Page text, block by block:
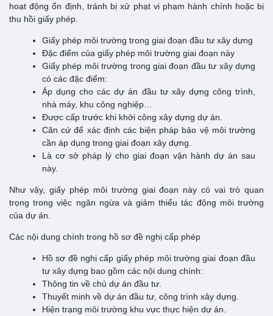
hoạt động ổn định, tránh bị xử phạt vi phạm hành chính hoặc bị
thu hồi giấy phép.
Giấy phép môi trường trong giai đoạn đầu tư xây dựng
Đặc điểm của giấy phép môi trường giai đoạn này
Giấy phép môi trường trong giai đoạn đầu tư xây dựng
có các đặc điểm:
Áp dụng cho các dự án đầu tư xây dựng công trình,
nhà máy, khu công nghiệp…
Được cấp trước khi khởi công xây dựng dự án.
Căn cứ để xác định các biện pháp bảo vệ môi trường
cần áp dụng trong giai đoạn xây dựng.
Là cơ sở pháp lý cho giai đoạn vận hành dự án sau
này.
Như vậy, giấy phép môi trường giai đoạn này có vai trò quan
trọng trong việc ngăn ngừa và giảm thiểu tác động môi trường
của dự án.
Các nội dung chính trong hồ sơ đề nghị cấp phép
Hồ sơ đề nghị cấp giấy phép môi trường giai đoạn đầu
tư xây dựng bao gồm các nội dung chính:
Thông tin về chủ dự án đầu tư.
Thuyết minh về dự án đầu tư, công trình xây dựng.
Hiện trạng môi trường khu vực thực hiện dự án.